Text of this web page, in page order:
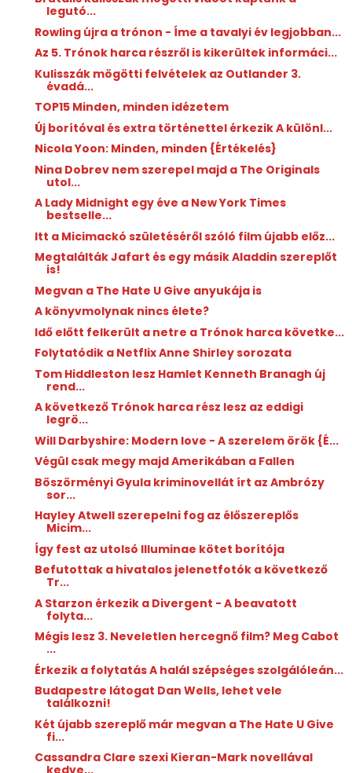
legutó...
Rowling újra a trónon - Íme a tavalyi év legjobban...
Az 5. Trónok harca részről is kikerültek informáci...
Kulisszák mögötti felvételek az Outlander 3.
évadá...
TOP15 Minden, minden idézetem
Új borítóval és extra történettel érkezik A különl...
Nicola Yoon: Minden, ​minden {Értékelés}
Nina Dobrev nem szerepel majd a The Originals
utol...
A Lady Midnight egy éve a New York Times
bestselle...
Itt a Micimackó születéséről szóló film újabb előz...
Megtalálták Jafart és egy másik Aladdin szereplőt
is!
Megvan a The Hate U Give anyukája is
A könyvmolynak nincs élete?
Idő előtt felkerült a netre a Trónok harca követke...
Folytatódik a Netflix Anne Shirley sorozata
Tom Hiddleston lesz Hamlet Kenneth Branagh új
rend...
A következő Trónok harca rész lesz az eddigi
legrö...
Will Darbyshire: Modern ​love - A szerelem örök {É...
Végül csak megy majd Amerikában a Fallen
Böszörményi Gyula kriminovellát írt az Ambrózy
sor...
Hayley Atwell szerepelni fog az élőszereplős
Micim...
Így fest az utolsó Illuminae kötet borítója
Befutottak a hivatalos jelenetfotók a következő
Tr...
A Starzon érkezik a Divergent - A beavatott
folyta...
Mégis lesz 3. Neveletlen hercegnő film? Meg Cabot
...
Érkezik a folytatás A halál szépséges szolgálóleán...
Budapestre látogat Dan Wells, lehet vele
találkozni!
Két újabb szereplő már megvan a The Hate U Give
fi...
Cassandra Clare szexi Kieran-Mark novellával